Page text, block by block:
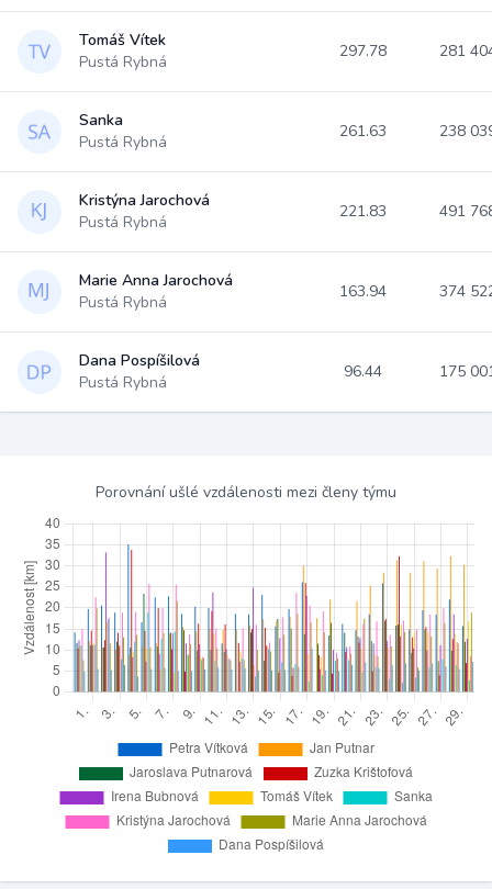
Tomáš Vítek
Pustá Rybná
297.78 281
Sanka
Pustá Rybná
261.63 238
Kristýna Jarochová
Pustá Rybná
221.83 491
Marie Anna Jarochová
Pustá Rybná
163.94 374
Dana Pospíšilová
Pustá Rybná
96.44 175
Porovnání ušlé vzdálenosti mezi členy týmu